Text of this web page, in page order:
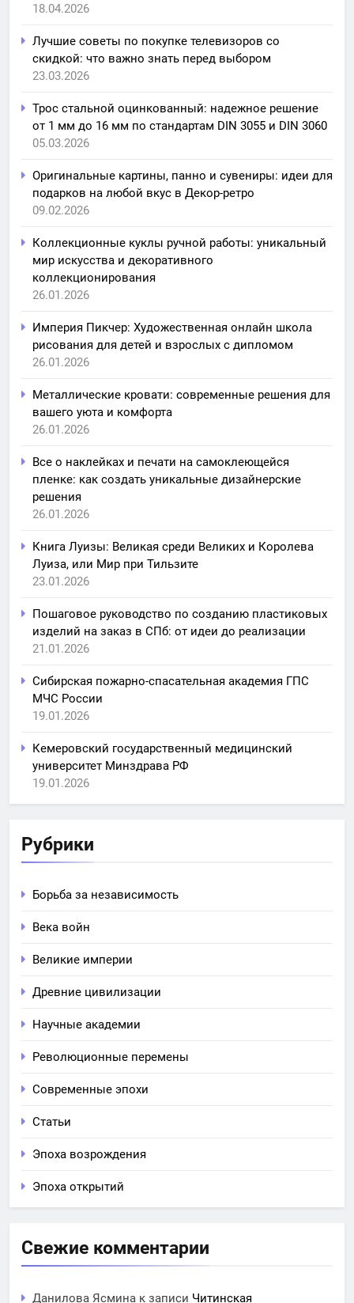
18.04.2026
Лучшие советы по покупке телевизоров со
скидкой: что важно знать перед выбором
23.03.2026
Трос стальной оцинкованный: надежное решение
от 1 мм до 16 мм по стандартам DIN 3055 и DIN 3060
05.03.2026
Оригинальные картины, панно и сувениры: идеи для
подарков на любой вкус в Декор-ретро
09.02.2026
Коллекционные куклы ручной работы: уникальный
мир искусства и декоративного
коллекционирования
26.01.2026
Империя Пикчер: Художественная онлайн школа
рисования для детей и взрослых с дипломом
26.01.2026
Металлические кровати: современные решения для
вашего уюта и комфорта
26.01.2026
Все о наклейках и печати на самоклеющейся
пленке: как создать уникальные дизайнерские
решения
26.01.2026
Книга Луизы: Великая среди Великих и Королева
Луиза, или Мир при Тильзите
23.01.2026
Пошаговое руководство по созданию пластиковых
изделий на заказ в СПб: от идеи до реализации
21.01.2026
Сибирская пожарно-спасательная академия ГПС
МЧС России
19.01.2026
Кемеровский государственный медицинский
университет Минздрава РФ
19.01.2026
Рубрики
Борьба за независимость
Века войн
Великие империи
Древние цивилизации
Научные академии
Революционные перемены
Современные эпохи
Статьи
Эпоха возрождения
Эпоха открытий
Свежие комментарии
Данилова Ясмина к записи Читинская